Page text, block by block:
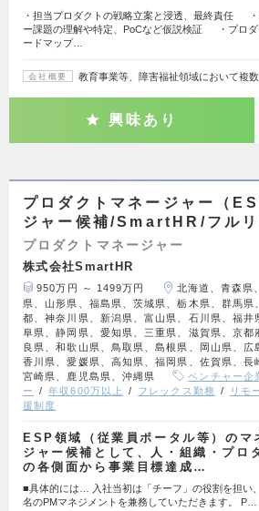
・担当プロダクトの戦略立案と浸透、最終責任
ー課題の理解や特定、PoCなど仮説検証 ・プロダ
ードマップ…
会社概要 教育事業等、障害福祉領域において複
興味あり
プロダクトマネージャー（
ジャー候補/SmartHR/フルリ
プロダクトマネージャー
株式会社SmartHR
950万円 ～ 1499万円
北海道、青森県
県、山形県、福島県、茨城県、栃木県、群馬県
都、神奈川県、新潟県、富山県、石川県、福井
阜県、静岡県、愛知県、三重県、滋賀県、京都
良県、和歌山県、鳥取県、島根県、岡山県、広
香川県、愛媛県、高知県、福岡県、佐賀県、長
宮崎県、鹿児島県、沖縄県
ベンチャー企
ー
年収600万以上 フレックス勤務 リモ
援制度
ESP領域（従業員ポータル等）のマ
ジャー候補として、人・組織・プロ
の各側面から事業目標達成…
■具体的には… 入社当初は「チーフ」の役割を担い
名のPMマネジメントを兼務していただきます。 P…